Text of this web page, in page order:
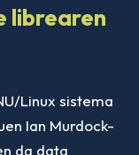
librearen
Linux sistema
Ian Murdock-
da data